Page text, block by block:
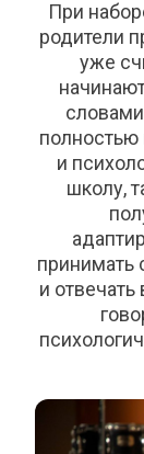
При
родители
уже
полностью
и
школу,
принимать
и